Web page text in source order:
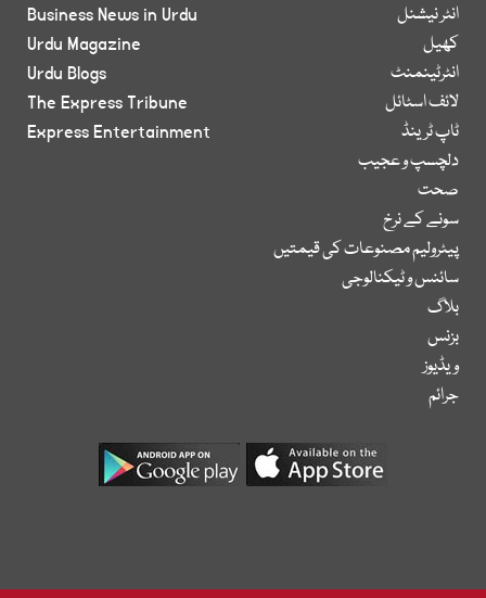
انٹر نیشنل
کھیل
انٹرٹینمنٹ
لائف اسٹائل
ٹاپ ٹرینڈ
دلچسپ و عجیب
صحت
سونے کے نرخ
پیٹرولیم مصنوعات کی قیمتیں
سائنس و ٹیکنالوجی
بلاگ
بزنس
ویڈیوز
جرائم
Business News in Urdu
Urdu Magazine
Urdu Blogs
The Express Tribune
Express Entertainment